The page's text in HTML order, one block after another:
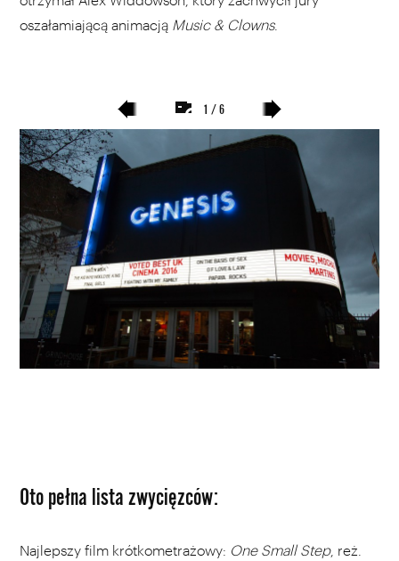
oszałamiającą animacją Music & Clowns.
poprzedni
slajd
następny
slajd
1 / 6
Oto pełna lista zwycięzców:
Najlepszy film krótkometrażowy: One Small Step, reż.